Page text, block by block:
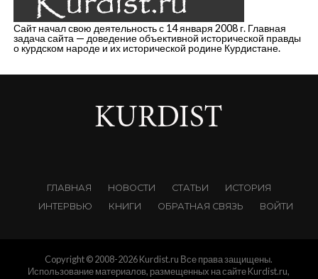
Сайт начал свою деятельность с 14 января 2008 г. Главная
задача сайта — доведение объективной исторической правды
о курдском народе и их исторической родине Курдистане.
ГЛАВНАЯ НОВОСТИ СТАТЬИ
ИСТОРИЯ
ИНТЕРВЬЮ
КНИГИ ОБРАТНАЯ СВЯЗЬ ВОЙТИ
Copyright © 2008-2026 Kurdist.ru Все права защищены.
Использование материалов, размещенных на сайте Kurdist.ru,